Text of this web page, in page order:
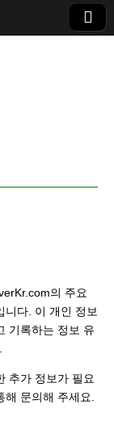
의 주요
니다. 이 개인 정보
기록하는 정보 유
추가 정보가 필요
문의해 주세요.